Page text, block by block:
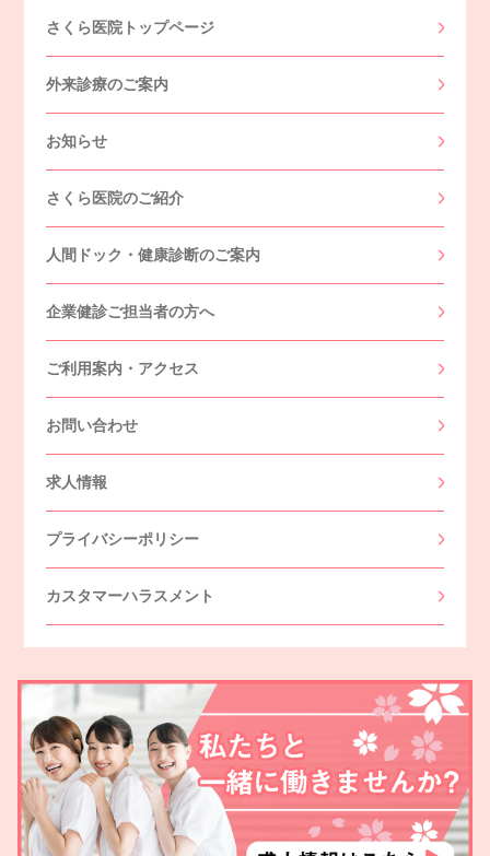
さくら医院トップページ
外来診療のご案内
お知らせ
さくら医院のご紹介
人間ドック・健康診断のご案内
企業健診ご担当者の方へ
ご利用案内・アクセス
お問い合わせ
求人情報
プライバシーポリシー
カスタマーハラスメント